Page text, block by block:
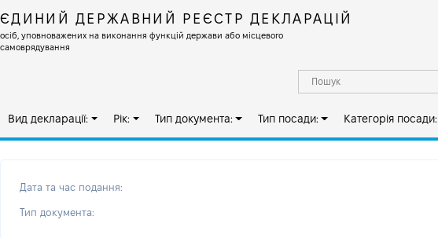
ЄДИНИЙ ДЕРЖАВНИЙ РЕЄСТР ДЕКЛАРАЦІЙ
осіб, уповноважених на виконання функцій держави або місцевого
самоврядування
Вид декларації: Рік: Тип документа: Тип посади: Категорія посади:
Дата та час подання:
Тип документа: